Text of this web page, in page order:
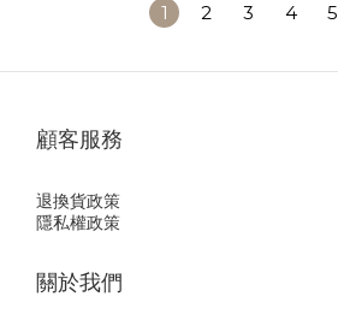
1 2 3 4 5
顧客服務
退換貨政策
隱私權政策
關於我們